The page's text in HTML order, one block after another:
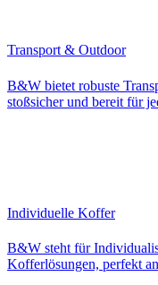
Transport & Outdoor
B&W bietet robuste
stoßsicher und bereit für
Individuelle Koffer
B&W steht für
Kofferlösungen, perfekt